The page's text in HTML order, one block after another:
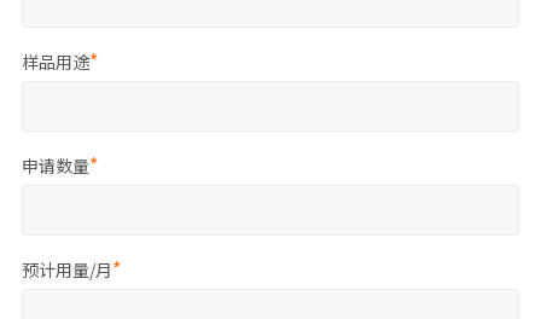
样品用途
申请数量
预计用量/月